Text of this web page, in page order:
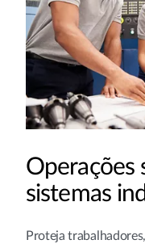
Operações
sistemas
Proteja